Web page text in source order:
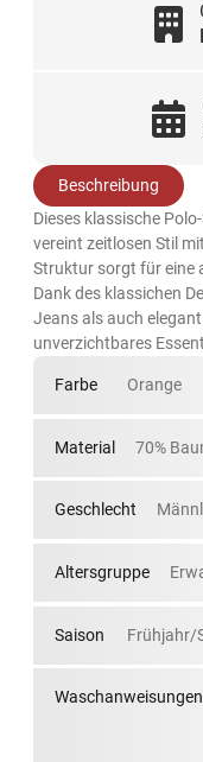
Beschreibung
Dieses klassische
vereint zeitlosen Stil
Struktur sorgt für eine
Dank des klassichen
Jeans als auch
unverzichtbares
Farbe Orange
Material 70%
Geschlecht
Altersgruppe
Saison Frühjahr/
Waschanweisungen